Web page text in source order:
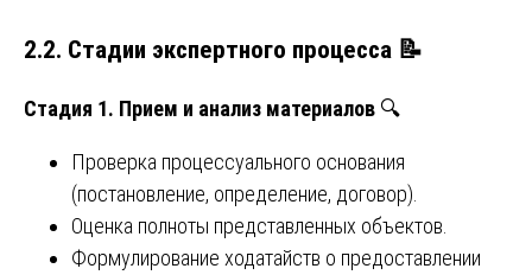
2.2. Стадии экспертного процесса 📝
Стадия 1. Прием и анализ материалов 🔍
Проверка процессуального основания
(постановление, определение, договор).
Оценка полноты представленных объектов.
Формулирование ходатайств о предоставлении